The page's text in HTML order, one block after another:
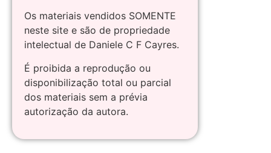
Os materiais vendidos SOMENTE
neste site e são de propriedade
intelectual de Daniele C F Cayres.
É proibida a reprodução ou
disponibilização total ou parcial
dos materiais sem a prévia
autorização da autora.